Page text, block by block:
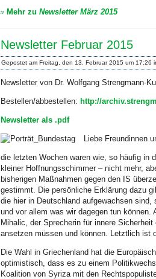
Mehr zu Newsletter März 2015
Newsletter Februar 2015
Gepostet am Freitag, den 13. Februar 2015 um 17:26
Newsletter von Dr. Wolfgang
Bestellen/abbestellen: http://
Newsletter als .pdf
Liebe Freundinnen
die letzten Wochen waren wie, so häufig in
kleiner Hoffnungsschimmer – nicht mehr,
bisherigen Maßnahmen gegen den IS
gestimmt. Die persönliche Erklärung dazu
die hier in Deutschland aufgewachsen
und vor allem was wir dagegen tun
Mihalic, der Sprecherin für innere
ansetzen müssen und können. Letztlich ist
Die Wahl in Griechenland hat die
optimistisch, dass es zu einem
Koalition von Syriza mit den